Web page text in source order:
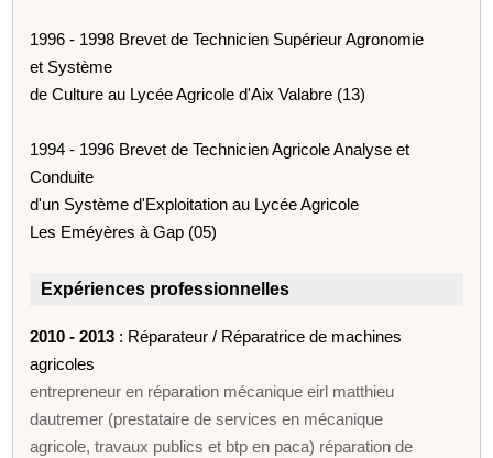
1996 - 1998 Brevet de Technicien Supérieur Agronomie
et Système
de Culture au Lycée Agricole d'Aix Valabre (13)
1994 - 1996 Brevet de Technicien Agricole Analyse et
Conduite
d'un Système d'Exploitation au Lycée Agricole
Les Eméyères à Gap (05)
Expériences professionnelles
2010 - 2013 : Réparateur / Réparatrice de machines
agricoles
entrepreneur en réparation mécanique eirl matthieu
dautremer (prestataire de services en mécanique
agricole, travaux publics et btp en paca) réparation de